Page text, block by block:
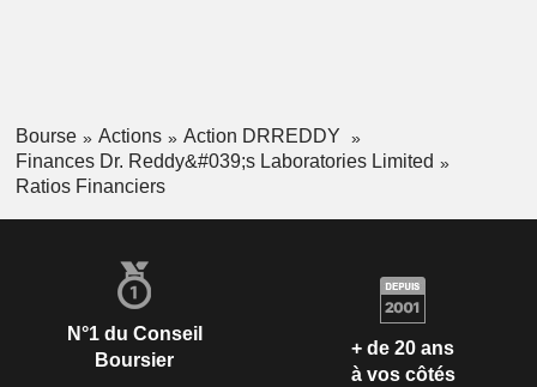
Bourse Actions
Action DRREDDY
Finances Dr. Reddy&#039;s Laboratories Limited
Ratios Financiers
N°1 du Conseil
Boursier
+ de 20 ans
à vos côtés